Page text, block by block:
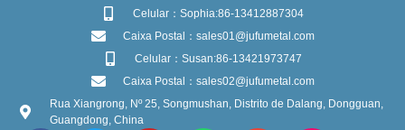
Celular：Sophia:86-13412887304
Caixa Postal：sales01@jufumetal.com
Celular：Susan:86-13421973747
Caixa Postal：sales02@jufumetal.com
Rua Xiangrong, Nº 25, Songmushan, Distrito de Dalang, Dongguan,
Guangdong, China